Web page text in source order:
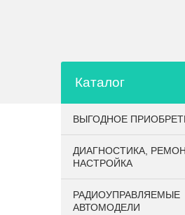
Каталог
ВЫГОДНОЕ
ДИАГНОСТИКА,
НАСТРОЙКА
РАДИОУПРАВЛЯЕМЫЕ
АВТОМОДЕЛИ